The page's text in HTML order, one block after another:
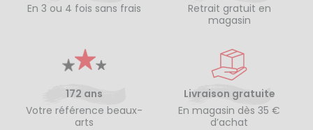
En 3 ou 4 fois sans frais
Retrait gratuit en
magasin
172 ans
Votre référence beaux-
arts
Livraison gratuite
En magasin dès 35 €
d’achat